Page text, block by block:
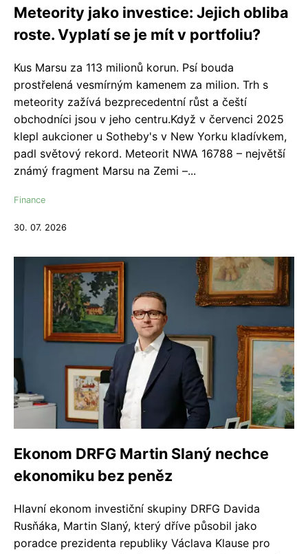
Meteority jako investice: Jejich obliba
roste. Vyplatí se je mít v portfoliu?
Kus Marsu za 113 milionů korun. Psí bouda
prostřelená vesmírným kamenem za milion. Trh s
meteority zažívá bezprecedentní růst a čeští
obchodníci jsou v jeho centru.Když v červenci 2025
klepl aukcioner u Sotheby's v New Yorku kladívkem,
padl světový rekord. Meteorit NWA 16788 – největší
známý fragment Marsu na Zemi –...
Finance
30. 07. 2026
Ekonom DRFG Martin Slaný nechce
ekonomiku bez peněz
Hlavní ekonom investiční skupiny DRFG Davida
Rusňáka, Martin Slaný, který dříve působil jako
poradce prezidenta republiky Václava Klause pro